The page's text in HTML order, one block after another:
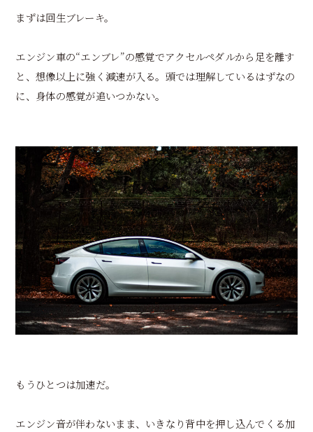
まずは回生ブレーキ。
エンジン車の“エンブレ”の感覚でアクセルペダルから足を離す
と、想像以上に強く減速が入る。頭では理解しているはずなの
に、身体の感覚が追いつかない。
もうひとつは加速だ。
エンジン音が伴わないまま、いきなり背中を押し込んでくる加